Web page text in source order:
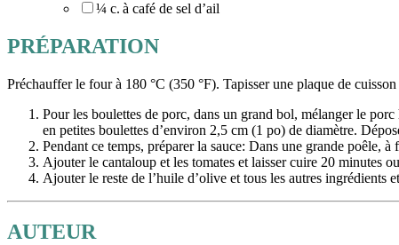
¼ c. à café de sel d’ail
PRÉPARATION
Préchauffer le four à 180 °C (350 °F). Tapisser une plaque de
Pour les boulettes de porc, dans un grand bol, mélanger le
en petites boulettes d’environ 2,5 cm (1 po) de diamètre.
Pendant ce temps, préparer la sauce: Dans une grande poêle,
Ajouter le cantaloup et les tomates et laisser cuire 20 minutes
Ajouter le reste de l’huile d’olive et tous les autres ingrédients
AUTEUR